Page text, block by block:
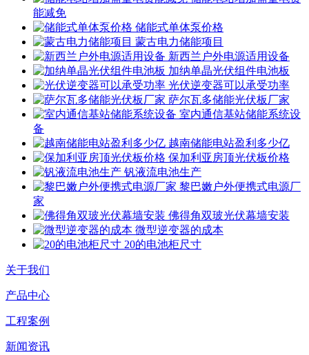
能减免
储能式单体泵价格
蒙古电力储能项目
新西兰户外电源适用设备
加纳单晶光伏组件电池板
光伏逆变器可以承受功率
萨尔瓦多储能光伏板厂家
室内通信基站储能系统设
备
越南储能电站盈利多少亿
保加利亚房顶光伏板价格
钒液流电池生产
黎巴嫩户外便携式电源厂
家
佛得角双玻光伏幕墙安装
微型逆变器的成本
20的电池柜尺寸
关于我们
产品中心
工程案例
新闻资讯